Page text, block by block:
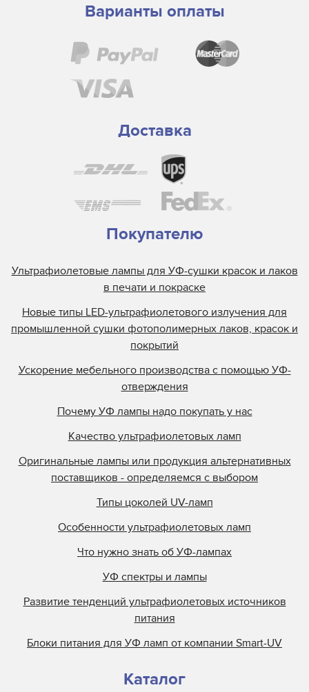
Специальные медицинские ультрафиолетовые
Флуоресцентные медицинские лампы
Стоматологические лампы
Узкоспециализированные
Варианты оплаты
Доставка
Покупателю
Ультрафиолетовые лампы для УФ-сушки красок и лаков
в печати и покраске
Новые типы LED-ультрафиолетового излучения для
промышленной сушки фотополимерных лаков, красок и
покрытий
Ускорение мебельного производства с помощью УФ-
отверждения
Почему УФ лампы надо покупать у нас
Качество ультрафиолетовых ламп
Оригинальные лампы или продукция альтернативных
поставщиков - определяемся с выбором
Типы цоколей UV-ламп
Особенности ультрафиолетовых ламп
Что нужно знать об УФ-лампах
УФ спектры и лампы
Развитие тенденций ультрафиолетовых источников
питания
Блоки питания для УФ ламп от компании Smart-UV
Каталог